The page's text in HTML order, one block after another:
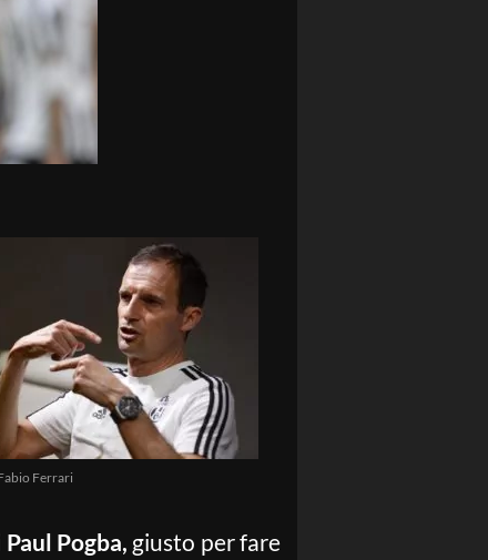
Ferrari
Paul Pogba, giusto per fare